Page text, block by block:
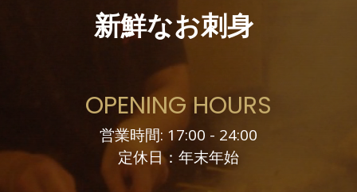
新鮮なお刺身
OPENING HOURS
営業時間: 17:00 - 24:00
定休日：年末年始